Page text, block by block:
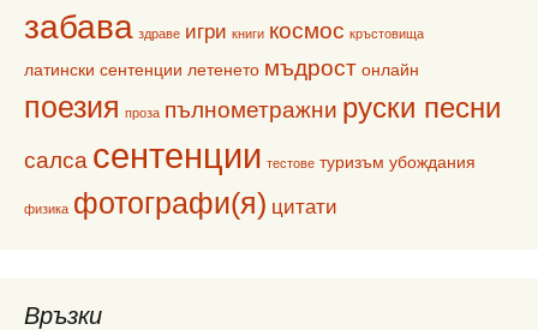
забава здраве игри книги космос кръстовища
латински сентенции летенето мъдрост онлайн
поезия проза пълнометражни руски песни
салса сентенции тестове туризъм убождания
физика фотографи(я) цитати
Връзки